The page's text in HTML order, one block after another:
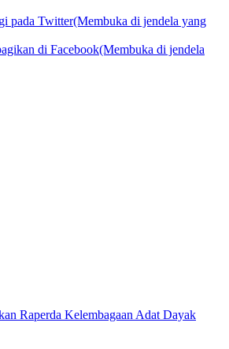
pada Twitter(Membuka di jendela yang
di Facebook(Membuka di jendela
Raperda Kelembagaan Adat Dayak